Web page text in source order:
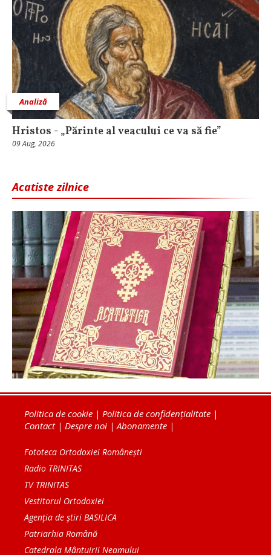
Analiză
Hristos - „Părinte al veacului ce va să fie”
09 Aug, 2026
Acatiste zilnice
Politica de cookie | Politica de confidențialitate |
Contact| Despre noi | Abonamente |
Fototeca Ortodoxiei Românești
Radio TRINITAS
TV TRINITAS
Vestitorul Ortodoxiei
Agenţia de ştiri BASILICA
Patriarhia Română
Catedrala Mântuirii Neamului